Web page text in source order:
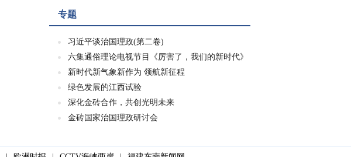
专题
习近平谈治国理政(第二卷)
六集通俗理论电视节目《厉害了，我们的新时代》
新时代新气象新作为 领航新征程
绿色发展的江西试验
深化金砖合作，共创光明未来
金砖国家治国理政研讨会